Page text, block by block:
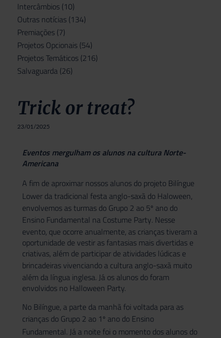
Intercâmbios (10)
Outras notícias (134)
Premiações (7)
Projetos Opcionais (54)
Projetos Temáticos (216)
Salvaguarda (26)
Trick or treat?
23/01/2025
Eventos mergulham os alunos na cultura Norte-
Americana
A fim de aproximar nossos alunos do projeto Bilíngue
Lower da tradicional festa anglo-saxã do Haloween,
envolvemos as turmas do Grupo 2 ao 5º ano do
Ensino Fundamental na Costume Party. Nesse
evento, que ocorre anualmente, as crianças tiveram a
oportunidade de vestir as fantasias mais divertidas e
criativas, além de participar de atividades lúdicas e
brincadeiras vivenciando a cultura anglo-saxã muito
além da língua inglesa. Já os alunos doforam
envolvidos no Halloween Party.
No Bilíngue, a parte da manhã foi voltada para as
crianças do Grupo 2 ao 1º ano do Ensino
Fundamental. Já a noite foi o momento dos alunos do